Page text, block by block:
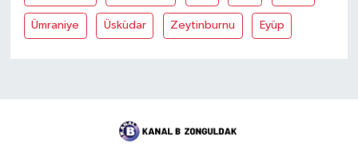
Ümraniye Üsküdar Zeytinburnu Eyüp